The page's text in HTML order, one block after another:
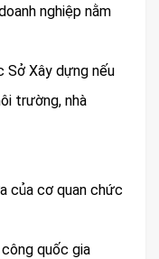
nghiệp nằm
Sở Xây dựng nếu
trường, nhà
của cơ quan chức
quốc gia